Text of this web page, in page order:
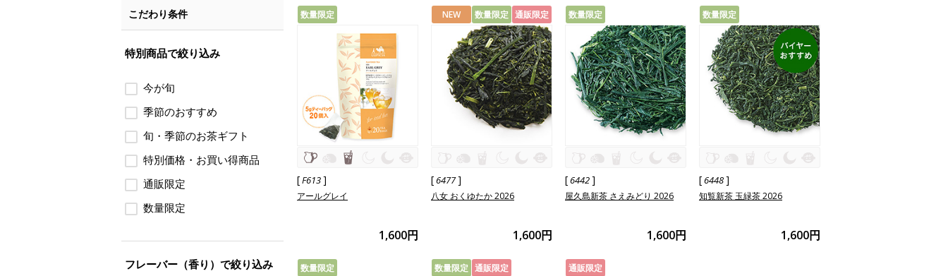
数量限定
[F613]
アールグレイ
1,600円
NEW 数量限定 通販限定
[6477]
八女 おくゆたか 2026
1,600円
数量限定
[6442]
屋久島新茶 さえみどり 2026
1,600円
数量限定
[6448]
知覧新茶 玉緑茶 2026
1,600円
数量限定 数量限定 通販限定 通販限定
こだわり条件
特別商品で絞り込み
今が旬
季節のおすすめ
旬・季節のお茶ギフト
特別価格・お買い得商品
通販限定
数量限定
フレーバー（香り）で絞り込み